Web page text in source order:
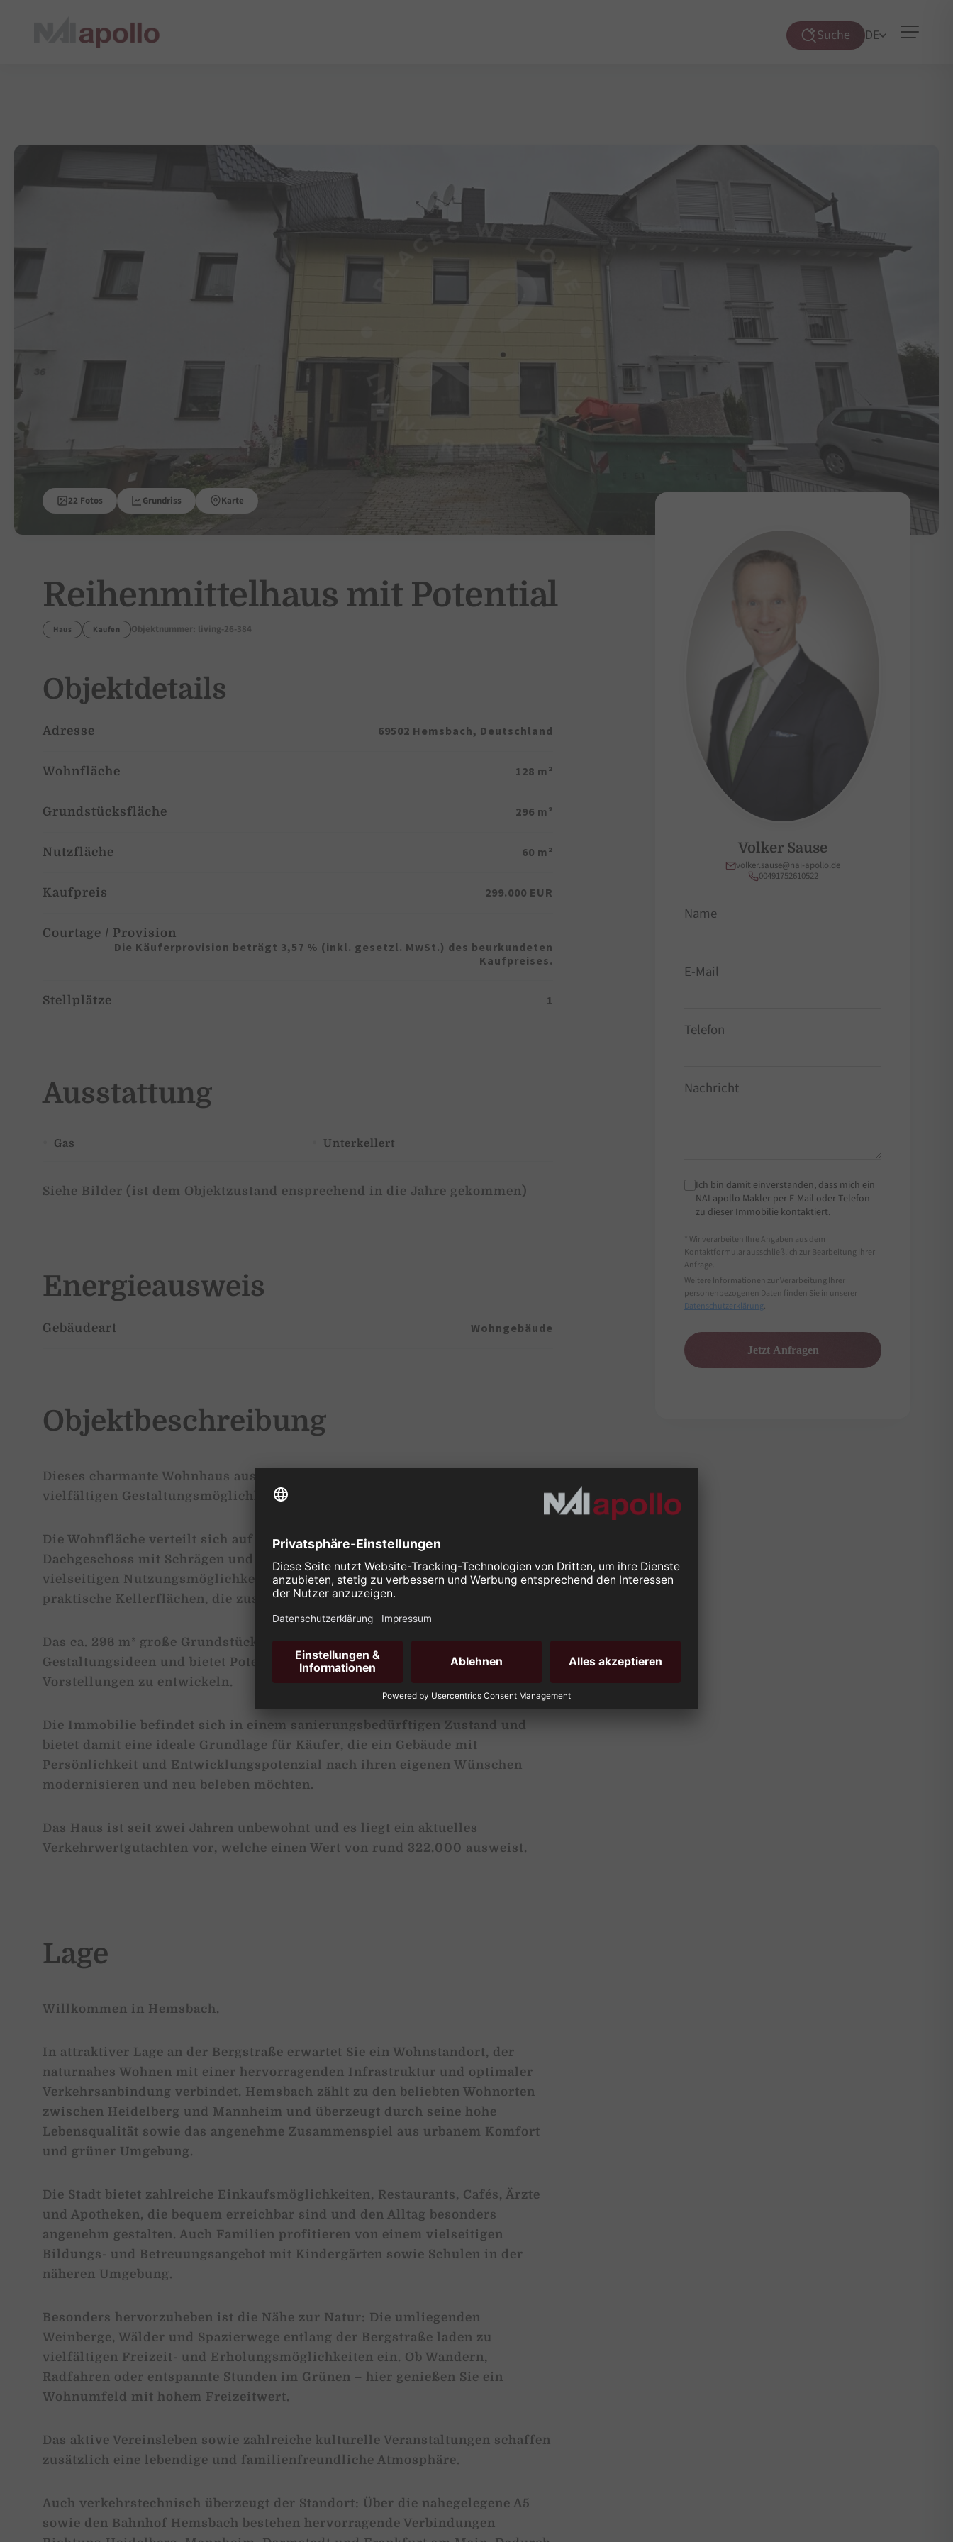
Suche
Suche
DE
22 Fotos Grundriss Karte
Reihenmittelhaus mit Potential
Haus Kaufen Objektnummer: living-26-384
Objektdetails
Adresse 69502 Hemsbach, Deutschland
Wohnfläche 128 m²
Grundstücksfläche 296 m²
Nutzfläche 60 m²
Kaufpreis 299.000 EUR
Courtage / Provision
Die Käuferprovision beträgt 3,57 % (inkl. gesetzl. MwSt.) des beurkundeten
Kaufpreises.
Stellplätze 1
Ausstattung
Gas Unterkellert
Siehe Bilder (ist dem Objektzustand ensprechend in die Jahre gekommen)
Energieausweis
Gebäudeart Wohngebäude
Objektbeschreibung
Dieses charmante Wohnhaus aus dem Jahr 1965 vereint Charakter mit
vielfältigen Gestaltungsmöglichkeiten und bietet eine besondere Gelegenheit.
Die Wohnfläche verteilt sich auf Erdgeschoss und Obergeschoss sowie ein
Dachgeschoss mit Schrägen und umfasst insgesamt fünf Zimmer mit
vielseitigen Nutzungsmöglichkeiten. Ergänzt wird das Raumangebot durch
praktische Kellerflächen, die zusätzlichen Stauraum bieten.
Das ca. 296 m² große Grundstück schafft Platz für individuelle
Gestaltungsideen und bietet Potenzial, den Außenbereich nach eigenen
Vorstellungen zu entwickeln.
Die Immobilie befindet sich in einem sanierungsbedürftigen Zustand und
bietet damit eine ideale Grundlage für Käufer, die ein Gebäude mit
Persönlichkeit und Entwicklungspotenzial nach ihren eigenen Wünschen
modernisieren und neu beleben möchten.
Das Haus ist seit zwei Jahren unbewohnt und es liegt ein aktuelles
Verkehrwertgutachten vor, welche einen Wert von rund 322.000 ausweist.
Lage
Willkommen in Hemsbach.
In attraktiver Lage an der Bergstraße erwartet Sie ein Wohnstandort, der
naturnahes Wohnen mit einer hervorragenden Infrastruktur und optimaler
Verkehrsanbindung verbindet. Hemsbach zählt zu den beliebten Wohnorten
zwischen Heidelberg und Mannheim und überzeugt durch seine hohe
Lebensqualität sowie das angenehme Zusammenspiel aus urbanem Komfort
und grüner Umgebung.
Die Stadt bietet zahlreiche Einkaufsmöglichkeiten, Restaurants, Cafés, Ärzte
und Apotheken, die bequem erreichbar sind und den Alltag besonders
angenehm gestalten. Auch Familien profitieren von einem vielseitigen
Bildungs- und Betreuungsangebot mit Kindergärten sowie Schulen in der
näheren Umgebung.
Besonders hervorzuheben ist die Nähe zur Natur: Die umliegenden
Weinberge, Wälder und Spazierwege entlang der Bergstraße laden zu
vielfältigen Freizeit- und Erholungsmöglichkeiten ein. Ob Wandern,
Radfahren oder entspannte Stunden im Grünen – hier genießen Sie ein
Wohnumfeld mit hohem Freizeitwert.
Das aktive Vereinsleben sowie zahlreiche kulturelle Veranstaltungen schaffen
zusätzlich eine lebendige und familienfreundliche Atmosphäre.
Auch verkehrstechnisch überzeugt der Standort: Über die nahegelegene A5
sowie den Bahnhof Hemsbach bestehen hervorragende Verbindungen
Volker Sause
volker.sause@nai-apollo.de
00491752610522
Name
E-Mail
Telefon
Nachricht
Ich bin damit einverstanden, dass mich ein
NAI apollo Makler per E-Mail oder Telefon
zu dieser Immobilie kontaktiert.
* Wir verarbeiten Ihre Angaben aus dem
Kontaktformular ausschließlich zur Bearbeitung Ihrer
Anfrage.
Weitere Informationen zur Verarbeitung Ihrer
personenbezogenen Daten finden Sie in unserer
Datenschutzerklärung.